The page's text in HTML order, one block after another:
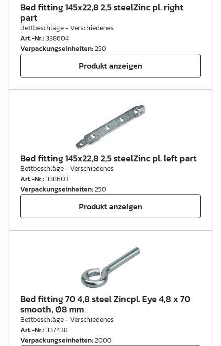
Bed fitting 145x22,8 2,5 steelZinc pl. right
part
Bettbeschläge - Verschiedenes
Art.-Nr.:338604
Verpackungseinheiten:250
Produkt anzeigen
Bed fitting 145x22,8 2,5 steelZinc pl. left part
Bettbeschläge - Verschiedenes
Art.-Nr.:338603
Verpackungseinheiten:250
Produkt anzeigen
Bed fitting 70 4,8 steel Zincpl. Eye 4,8 x 70
smooth, Ø8 mm
Bettbeschläge - Verschiedenes
Art.-Nr.:337438
Verpackungseinheiten:2000